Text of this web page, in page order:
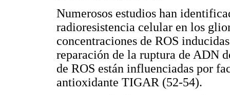
Numerosos estudios han
radioresistencia celular en los
concentraciones de ROS
reparación de la ruptura de ADN
de ROS están influenciadas por
antioxidante TIGAR (52-54).